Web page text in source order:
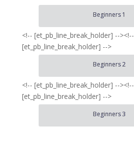
Beginners 1
<!-- [et_pb_line_break_holder] --><!--
[et_pb_line_break_holder] -->
Beginners 2
<!-- [et_pb_line_break_holder] --><!--
[et_pb_line_break_holder] -->
Beginners 3